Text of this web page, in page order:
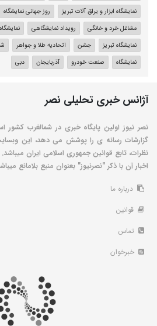
نمایشگاه ابزار و یراق آلات تبریز
روز جهانی نمایشگاه
مشاغل خرد و خانگی
رویداد نمایشگاهی نمایشگاه
نمایشگاه تبریز
جشن اتحادیه طلا و جواهر
نمایشگاه
صنعت خودرو آذربایجان دبی
آژانس خبری تحلیلی نصر
نصر نیوز اولین پایگاه خبری در شمالغرب
گزارشات رسانه ی را پوشش می دهد، این
نظرات، تابع قوانین جمهوری اسلامی ایران
اخبار آن با ذکر "نصرنیوز" بعنوان منبع بلامانع
درباره ما
قوانین
تماس
خبرخوان